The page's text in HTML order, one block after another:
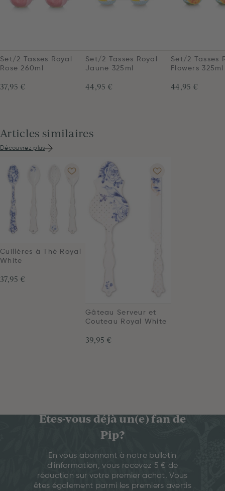
Set/2 Tasses Royal
Rose 260ml
37,95 €
Set/2 Tasses Royal
Jaune 325ml
44,95 €
Set/2 Tasses
Flowers 325ml
44,95 €
Articles similaires
Découvrez plus
Cuillères à Thé Royal
White
37,95 €
Gâteau Serveur et
Couteau Royal White
39,95 €
Êtes-vous déjà un(e) fan de
Pip?
En vous abonnant à notre bulletin
d'information, vous recevez 5 € de
réduction sur votre premier achat. Vous
êtes également parmi les premiers avertis